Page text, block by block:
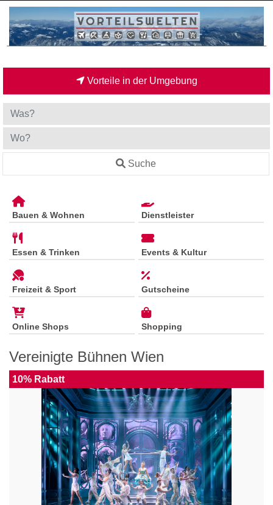
Vorteile in der Umgebung
Suche
Bauen & Wohnen Dienstleister
Essen & Trinken Events & Kultur
Freizeit & Sport Gutscheine
Online Shops Shopping
Vereinigte Bühnen Wien
10% Rabatt